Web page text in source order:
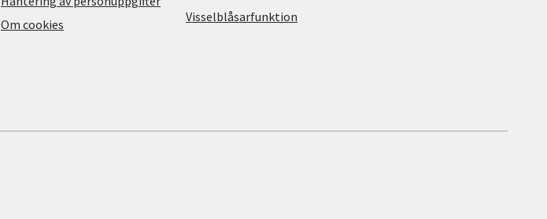
Om cookies
Visselblåsarfunktion